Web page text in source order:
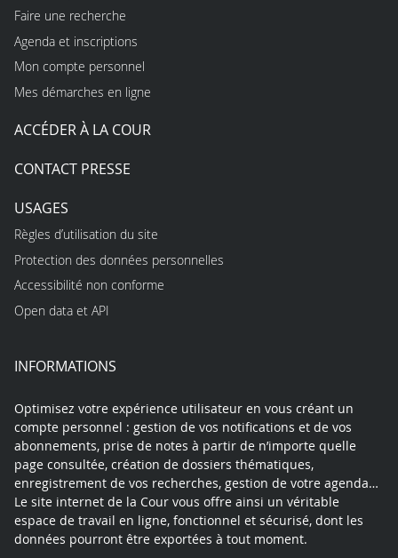
Faire une recherche
Agenda et inscriptions
Mon compte personnel
Mes démarches en ligne
ACCÉDER À LA COUR
CONTACT PRESSE
USAGES
Règles d’utilisation du site
Protection des données personnelles
Accessibilité non conforme
Open data et API
INFORMATIONS
Optimisez votre expérience utilisateur en vous créant un
compte personnel : gestion de vos notifications et de vos
abonnements, prise de notes à partir de n’importe quelle
page consultée, création de dossiers thématiques,
enregistrement de vos recherches, gestion de votre agenda…
Le site internet de la Cour vous offre ainsi un véritable
espace de travail en ligne, fonctionnel et sécurisé, dont les
données pourront être exportées à tout moment.